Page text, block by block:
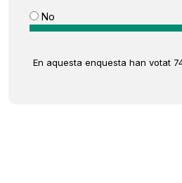
No
En aquesta enquesta han votat